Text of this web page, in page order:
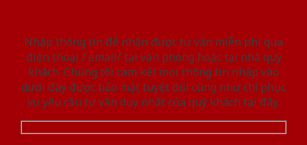
Nhập thông tin để nhận được tư vấn miễn phí qua
điện thoại / email/ tại văn phòng hoặc tại nhà quý
khách. Chúng tôi cam kết mọi thông tin nhập vào
dưới đây được bảo mật tuyệt đối cũng như chỉ phục
vụ yêu cầu tư vấn duy nhất của quý khách tại đây.